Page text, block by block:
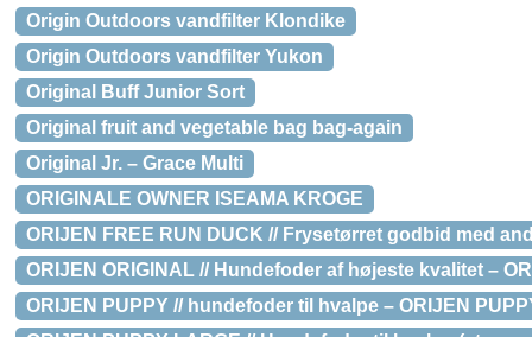
Origin Outdoors vandfilter Klondike
Origin Outdoors vandfilter Yukon
Original Buff Junior Sort
Original fruit and vegetable bag bag-again
Original Jr. – Grace Multi
ORIGINALE OWNER ISEAMA KROGE
ORIJEN FREE RUN DUCK // Frysetørret godbid med
ORIJEN ORIGINAL // Hundefoder af højeste kvalitet –
ORIJEN PUPPY // hundefoder til hvalpe – ORIJEN